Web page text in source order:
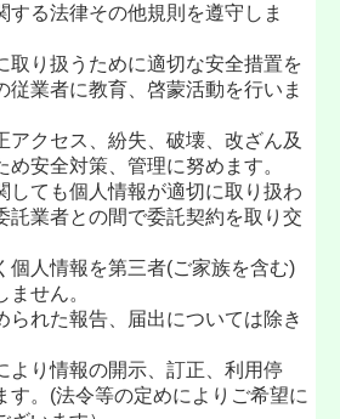
する法律その他規則を遵守しま
取り扱うために適切な安全措置を
従業者に教育、啓蒙活動を行いま
アクセス、紛失、破壊、改ざん及
め安全対策、管理に努めます。
しても個人情報が適切に取り扱わ
託業者との間で委託契約を取り交
個人情報を第三者(ご家族を含む)
せん。
られた報告、届出については除き
より情報の開示、訂正、利用停
す。(法令等の定めによりご希望に